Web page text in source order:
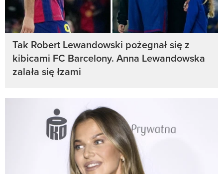
Tak Robert Lewandowski pożegnał się z
kibicami FC Barcelony. Anna Lewandowska
zalała się łzami